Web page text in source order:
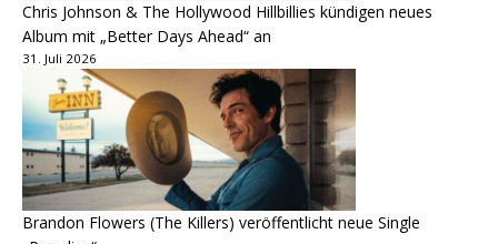
Chris Johnson & The Hollywood Hillbillies kündigen neues
Album mit „Better Days Ahead“ an
31. Juli 2026
Brandon Flowers (The Killers) veröffentlicht neue Single